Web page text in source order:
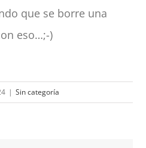
que se borre una
eso…;-)
| Sin categoría